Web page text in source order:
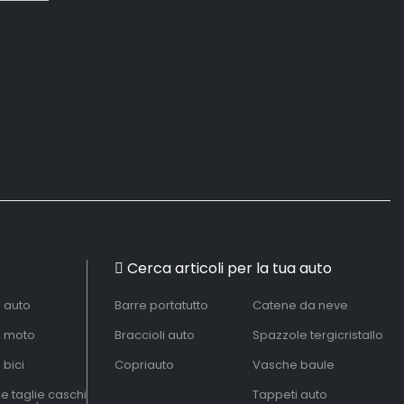
auto
moto
bici
taglie caschi
Cerca articoli per la tua auto
Barre portatutto
Braccioli auto
Copriauto
Catene da neve
Spazzole tergicristallo
Vasche baule
Tappeti auto